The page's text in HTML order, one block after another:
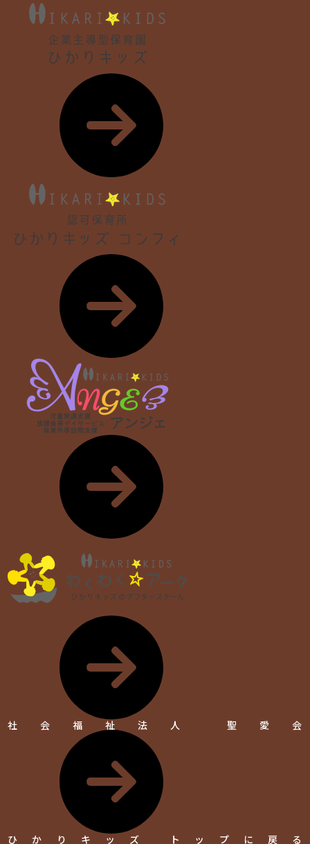
社会福祉法人 聖愛会
ひかりキッズ トップに戻る